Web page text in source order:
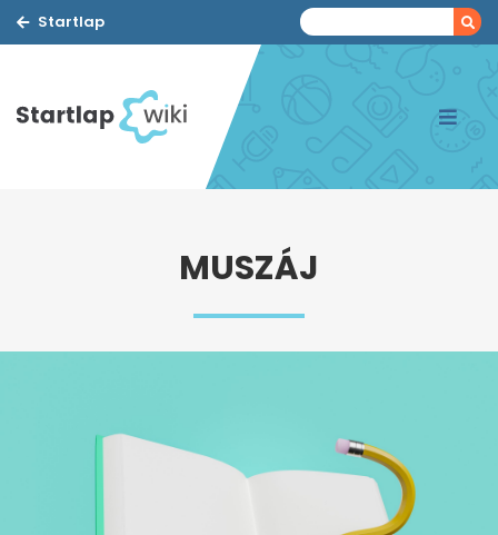
Startlap
MUSZÁJ